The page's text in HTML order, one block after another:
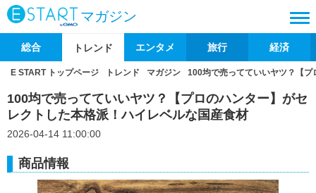
マガジン
総合 トレンド エンタメ 旅行 経済
E START トップページ トレンド マガジン 100均で売ってていいヤツ？【
100均で売ってていいヤツ？【プロのハンター】がセ
レクトした本格派！ハイレベルな国産食材
2026-04-14 11:00:00
商品情報